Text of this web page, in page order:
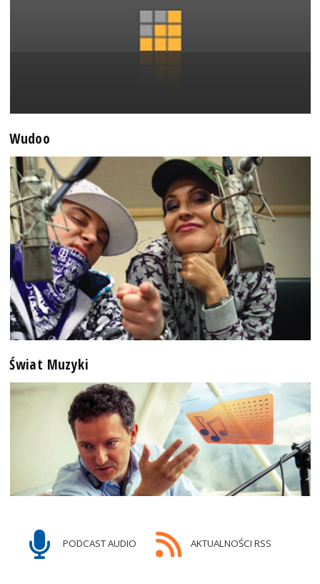
Wudoo
Świat Muzyki
PODCAST AUDIO AKTUALNOŚCI RSS